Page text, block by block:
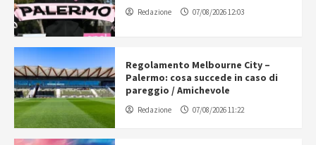
Redazione 07/08/2026 12:03
Regolamento Melbourne City –
Palermo: cosa succede in caso di
pareggio / Amichevole
Redazione 07/08/2026 11:22